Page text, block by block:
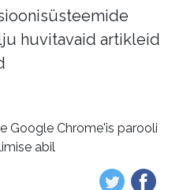
huvitavaid artikleid
Google Chrome'is parooli
abil